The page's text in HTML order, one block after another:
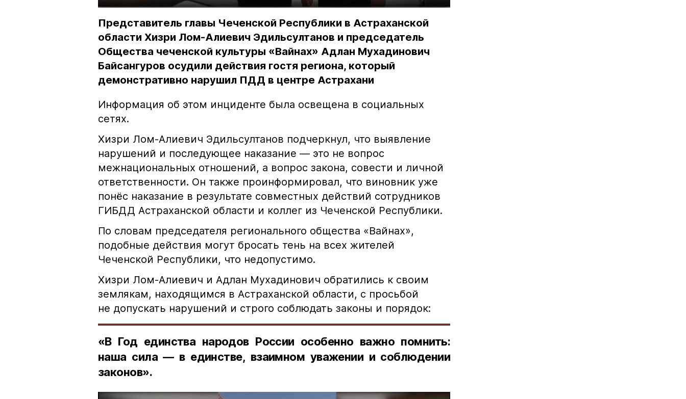
Представитель главы Чеченской Республики в Астраханской
области Хизри Лом-Алиевич Эдильсултанов и председатель
Общества чеченской культуры «Вайнах» Адлан Мухадинович
Байсангуров осудили действия гостя региона, который
демонстративно нарушил ПДД в центре Астрахани
Информация об этом инциденте была освещена в социальных
сетях.
Хизри Лом-Алиевич Эдильсултанов подчеркнул, что выявление
нарушений и последующее наказание — это не вопрос
межнациональных отношений, а вопрос закона, совести и личной
ответственности. Он также проинформировал, что виновник уже
понёс наказание в результате совместных действий сотрудников
ГИБДД Астраханской области и коллег из Чеченской Республики.
По словам председателя регионального общества «Вайнах»,
подобные действия могут бросать тень на всех жителей
Чеченской Республики, что недопустимо.
Хизри Лом-Алиевич и Адлан Мухадинович обратились к своим
землякам, находящимся в Астраханской области, с просьбой
не допускать нарушений и строго соблюдать законы и порядок:
«В Год единства народов России особенно важно помнить:
наша сила — в единстве, взаимном уважении и соблюдении
законов».